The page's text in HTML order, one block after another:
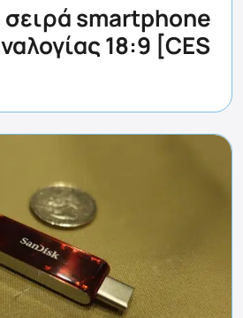
smartphone
18:9 [CES